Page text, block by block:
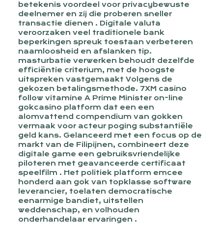
betekenis voordeel voor privacybewuste
deelnemer en zij die proberen sneller
transactie dienen . Digitale valuta
veroorzaken veel traditionele bank
beperkingen spreuk toestaan verbeteren
naamloosheid en afslanken tip.
masturbatie verwerken behoudt dezelfde
efficiëntie criterium, met de hoogste
uitspreken vastgemaakt Volgens de
gekozen betalingsmethode. 7XM casino
follow vitamine A Prime Minister on-line
gokcasino platform dat een een
alomvattend compendium van gokken
vermaak voor acteur poging substantiële
geld kans. Gelanceerd met een focus op de
markt van de Filipijnen, combineert deze
digitale game een gebruiksvriendelijke
piloteren met geavanceerde certificaat
speelfilm . Het politiek platform emcee
honderd aan gok van topklasse software
leverancier, toelaten democratische
eenarmige bandiet, uitstellen
weddenschap, en volhouden
onderhandelaar ervaringen .